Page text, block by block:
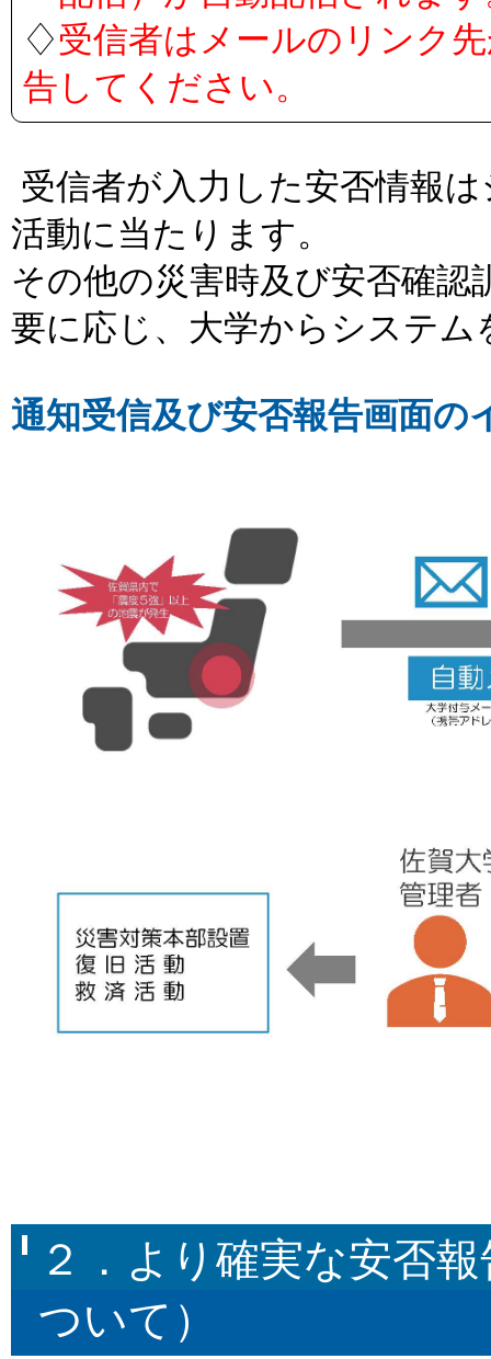
♢受信者はメールのリンク
告してください。
受信者が入力した安否情報
活動に当たります。
その他の災害時及び安否確
要に応じ、大学からシステ
通知受信及び安否報告画面の
２．より確実な安否
ついて）